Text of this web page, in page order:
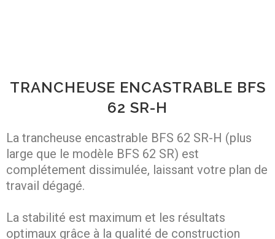
TRANCHEUSE ENCASTRABLE BFS
62 SR-H
La trancheuse encastrable BFS 62 SR-H (plus
large que le modèle BFS 62 SR) est
complétement dissimulée, laissant votre plan de
travail dégagé.
La stabilité est maximum et les résultats
optimaux grâce à la qualité de construction